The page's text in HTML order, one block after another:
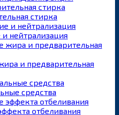
стирка
нейтрализация
и предварительная
средства
отбеливания